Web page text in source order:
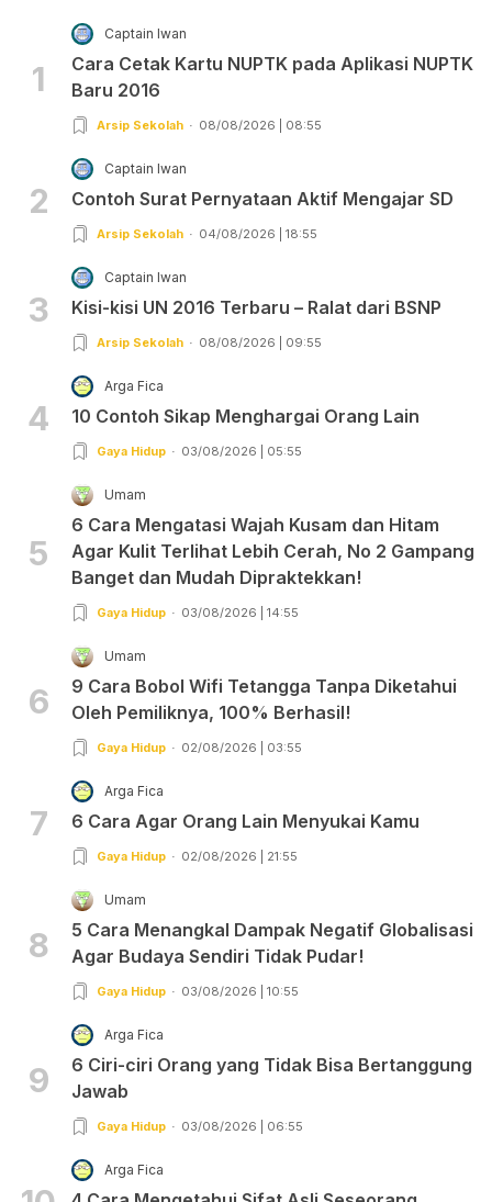
1
Captain Iwan
Cara Cetak Kartu NUPTK pada Aplikasi NUPTK
Baru 2016
Arsip Sekolah 08/08/2026 | 08:55
2
Captain Iwan
Contoh Surat Pernyataan Aktif Mengajar SD
Arsip Sekolah 04/08/2026 | 18:55
3
Captain Iwan
Kisi-kisi UN 2016 Terbaru – Ralat dari BSNP
Arsip Sekolah 08/08/2026 | 09:55
4
Arga Fica
10 Contoh Sikap Menghargai Orang Lain
Gaya Hidup 03/08/2026 | 05:55
5
Umam
6 Cara Mengatasi Wajah Kusam dan Hitam
Agar Kulit Terlihat Lebih Cerah, No 2 Gampang
Banget dan Mudah Dipraktekkan!
Gaya Hidup 03/08/2026 | 14:55
6
Umam
9 Cara Bobol Wifi Tetangga Tanpa Diketahui
Oleh Pemiliknya, 100% Berhasil!
Gaya Hidup 02/08/2026 | 03:55
7
Arga Fica
6 Cara Agar Orang Lain Menyukai Kamu
Gaya Hidup 02/08/2026 | 21:55
8
Umam
5 Cara Menangkal Dampak Negatif Globalisasi
Agar Budaya Sendiri Tidak Pudar!
Gaya Hidup 03/08/2026 | 10:55
9
Arga Fica
6 Ciri-ciri Orang yang Tidak Bisa Bertanggung
Jawab
Gaya Hidup 03/08/2026 | 06:55
Arga Fica